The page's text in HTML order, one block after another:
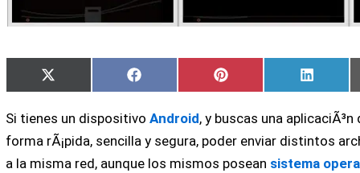
Compartir
en
X
(Twitter)
Compartir
en
Facebook
Compartir
en
Pinterest
en
Si tienes un dispositivo Android, y buscas una
forma rÃ¡pida, sencilla y segura, poder enviar distintos
a la misma red, aunque los mismos posean sistema